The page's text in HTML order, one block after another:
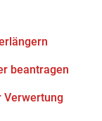
beantragen
Verwertung